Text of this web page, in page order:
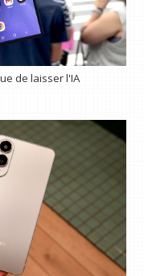
de laisser l'IA